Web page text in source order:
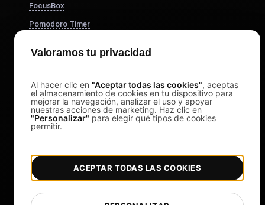
FocusBox
Pomodoro Timer
Copyright © 2026 LoadFocus | Términos y condiciones |
Política de privacidad | Protección de datos |
Valoramos tu privacidad
Al hacer clic en "Aceptar todas las cookies", aceptas
el almacenamiento de cookies en tu dispositivo para
mejorar la navegación, analizar el uso y apoyar
nuestras acciones de marketing. Haz clic en
"Personalizar" para elegir qué tipos de cookies
permitir.
ACEPTAR TODAS LAS COOKIES